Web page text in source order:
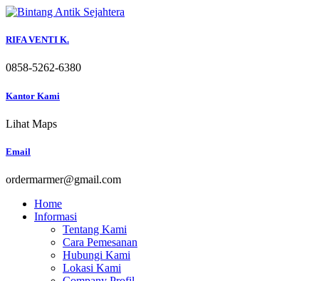
Skip
content
RIFA VENTI K.
0858-5262-6380
Kantor Kami
Lihat Maps
Email
ordermarmer@gmail.com
Home
Informasi
Tentang Kami
Cara Pemesanan
Hubungi Kami
Lokasi Kami